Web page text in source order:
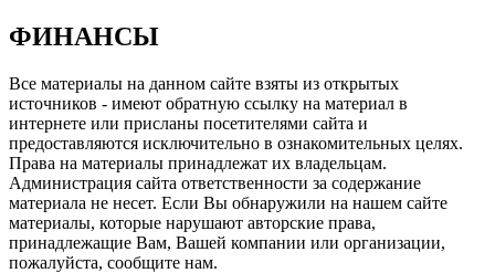
ФИНАНСЫ
Все материалы на данном сайте взяты из открытых
источников - имеют обратную ссылку на материал в
интернете или присланы посетителями сайта и
предоставляются исключительно в ознакомительных целях.
Права на материалы принадлежат их владельцам.
Администрация сайта ответственности за содержание
материала не несет. Если Вы обнаружили на нашем сайте
материалы, которые нарушают авторские права,
принадлежащие Вам, Вашей компании или организации,
пожалуйста, сообщите нам.